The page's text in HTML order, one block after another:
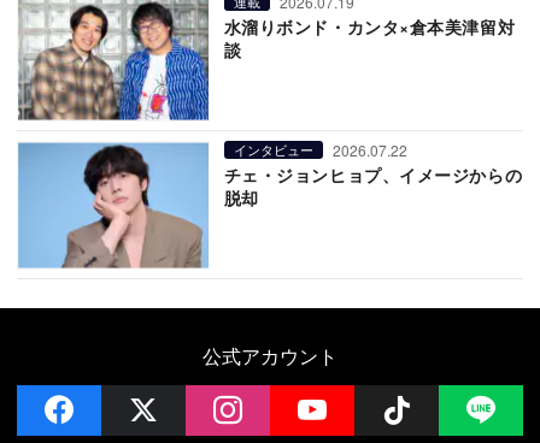
水溜りボンド・カンタ×倉本美津留対
談
インタビュー 2026.07.22
チェ・ジョンヒョプ、イメージからの
脱却
公式アカウント
facebook instagramYouTube Follow